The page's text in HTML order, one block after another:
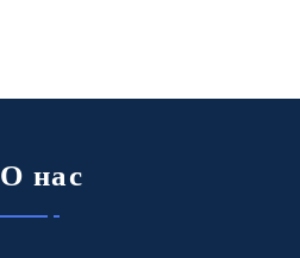
О нас